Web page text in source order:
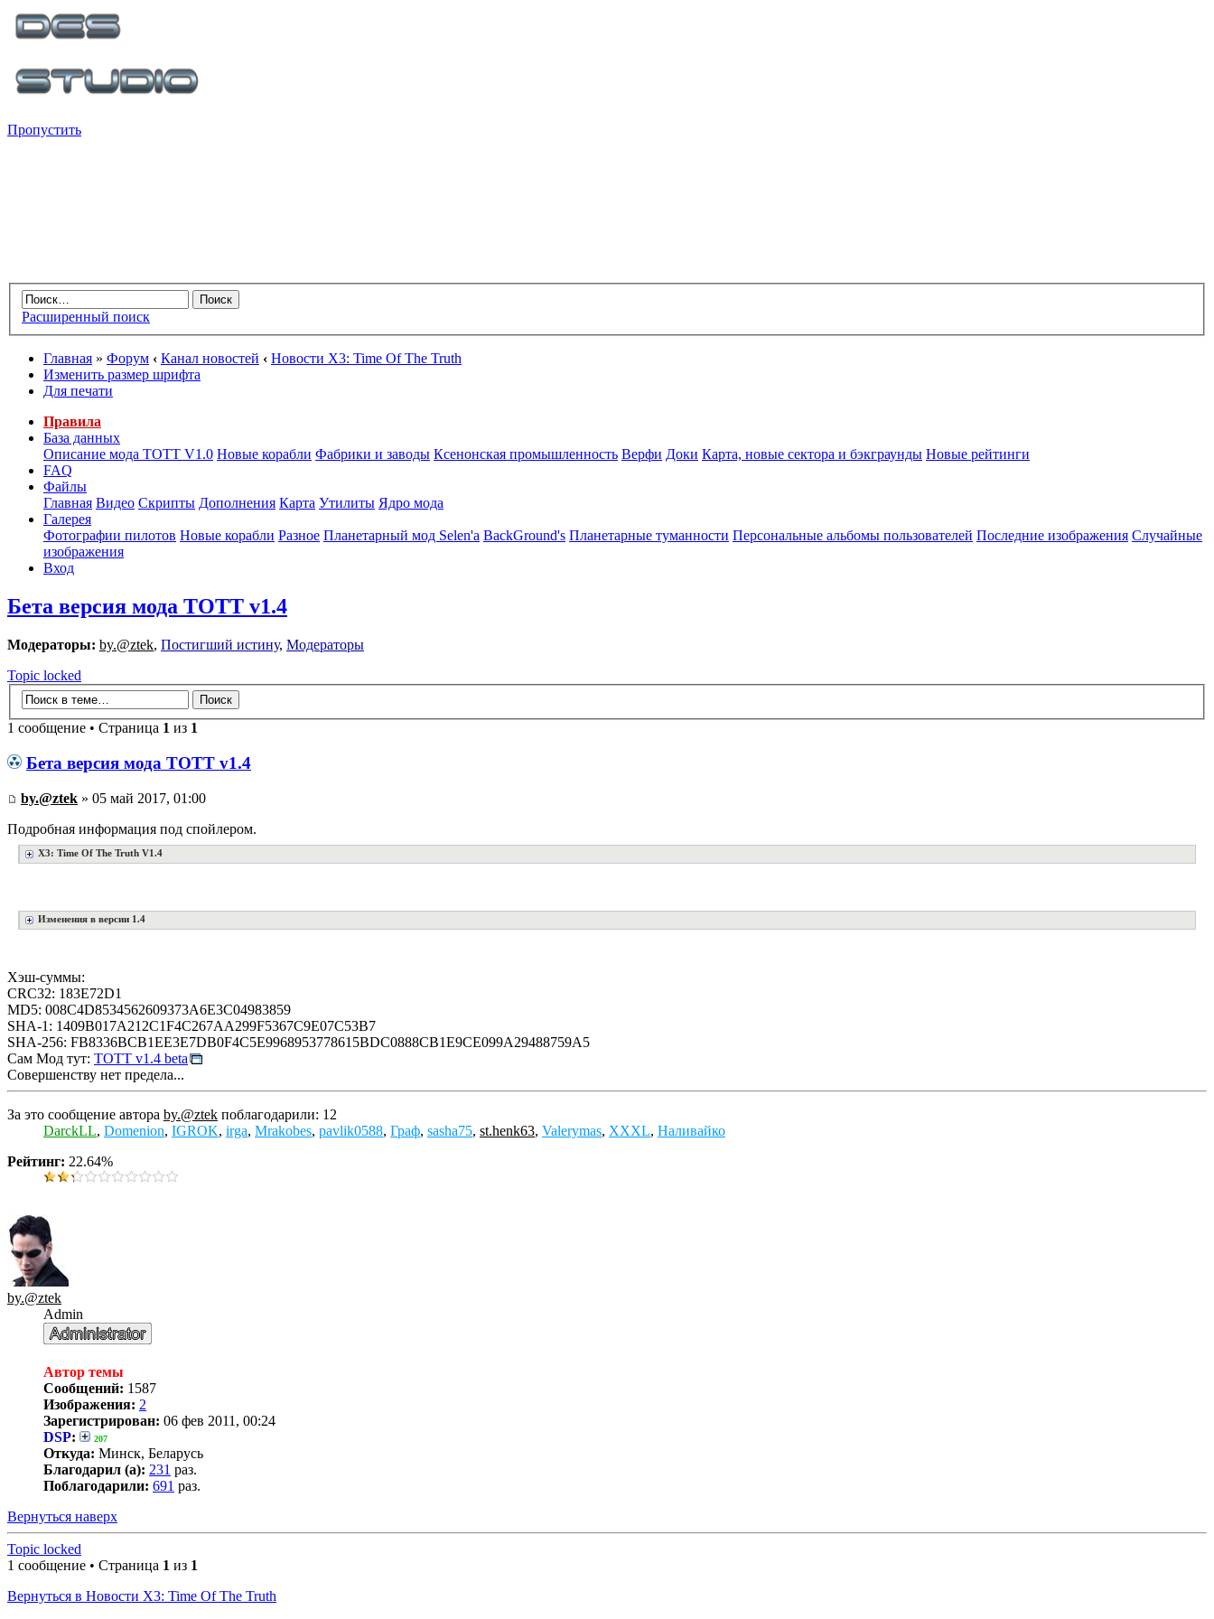
Пропустить
Расширенный поиск
Главная » Форум ‹ Канал новостей ‹ Новости X3: Time Of The Truth
Изменить размер шрифта
Для печати
Правила
База данных
Описание мода ТОТТ V1.0 Новые корабли Фабрики и заводы Ксенонская промышленность Верфи Доки Карта, новые сектора и бэкграунды Новые рейтинги
FAQ
Файлы
Главная Видео Скрипты Дополнения Карта Утилиты Ядро мода
Галерея
Фотографии пилотов Новые корабли Разное Планетарный мод Selen'a BackGround's Планетарные туманности Персональные альбомы пользователей Последние изображения Случайные
изображения
Вход
Бета версия мода ТОТТ v1.4
Модераторы: by.@ztek, Постигший истину, Модераторы
Topic locked
1 сообщение • Страница 1 из 1
Бета версия мода ТОТТ v1.4
by.@ztek » 05 май 2017, 01:00
Подробная информация под спойлером.
X3: Time Of The Truth V1.4
Изменения в версии 1.4
Хэш-суммы:
CRC32: 183E72D1
MD5: 008C4D8534562609373A6E3C04983859
SHA-1: 1409B017A212C1F4C267AA299F5367C9E07C53B7
SHA-256: FB8336BCB1EE3E7DB0F4C5E9968953778615BDC0888CB1E9CE099A29488759A5
Сам Мод тут: ТОТТ v1.4 beta
Совершенству нет предела...
За это сообщение автора by.@ztek поблагодарили: 12
DarckLL, Domenion, IGROK, irga, Mrakobes, pavlik0588, Граф, sasha75, st.henk63, Valerymas, XXXL, Наливайко
Рейтинг: 22.64%
by.@ztek
Admin
Автор темы
Сообщений: 1587
Изображения: 2
Зарегистрирован: 06 фев 2011, 00:24
DSP: 207
Откуда: Минск, Беларусь
Благодарил (а): 231 раз.
Поблагодарили: 691 раз.
Вернуться наверх
Topic locked
1 сообщение • Страница 1 из 1
Вернуться в Новости X3: Time Of The Truth